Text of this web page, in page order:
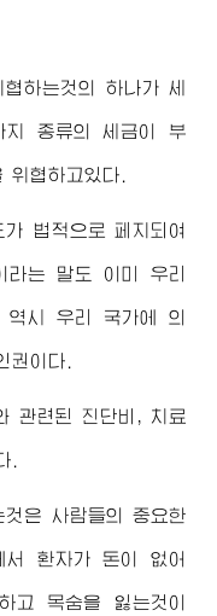
하는것의 하나가 세
지 종류의 세금이 부
협하고있다.
법적으로 페지되여
는 말도 이미 우리
역시 우리 국가에 의
권이다.
관련된 진단비, 치료
.
은 사람들의 중요한
서 환자가 돈이 없어
고 목숨을 잃는것이